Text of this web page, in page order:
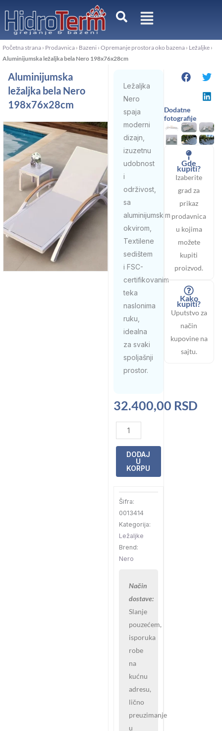
sadržaj
Početna strana › Prodavnica › Bazeni › Opremanje prostora oko bazena › Ležaljke ›
Aluminijumska ležaljka bela Nero 198x76x28cm
Aluminijumska
ležaljka bela Nero
198x76x28cm
Ležaljka
Nero
spaja
moderni
dizajn,
izuzetnu
udobnost
i
održivost,
sa
aluminijumskim
okvirom,
Textilene
sedištem
i FSC-
certifikovanim
teka
naslonima
ruku,
idealna
za svaki
spoljašnji
prostor.
32.400,00 RSD
Aluminijumska
ležaljka
bela
Nero
198x76x28cm
DODAJ
U
KORPU
Šifra:
0013414
Kategorija:
Ležaljke
Brend:
Nero
Način
dostave:
Slanje
pouzećem,
isporuka
robe
na
kućnu
adresu,
lično
preuzimanje
u
Dodatne
fotografije
Gde
kupiti?
Izaberite
grad za
prikaz
prodavnica
u kojima
možete
kupiti
proizvod.
Kako
kupiti?
Uputstvo za
način
kupovine na
sajtu.